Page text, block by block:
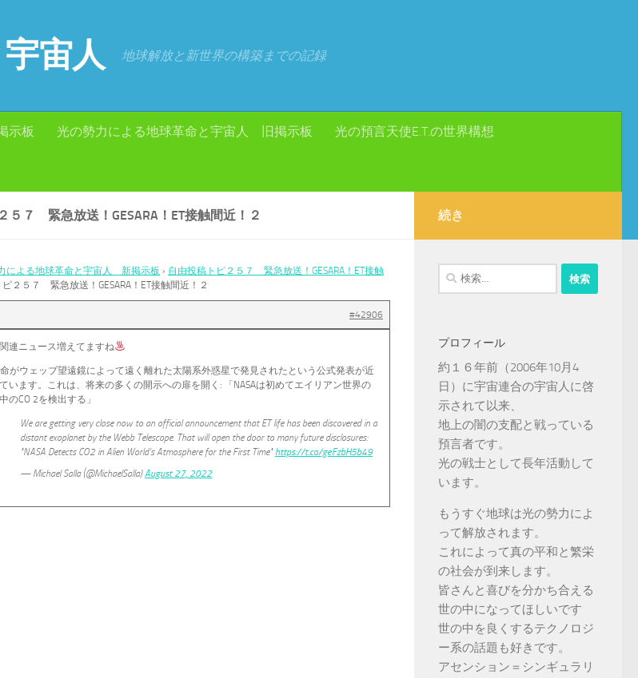
宙人 地球解放と新世界の構築までの記録
示板 光の勢力による地球革命と宇宙人 旧掲示板 光の預言天使E.T.の世界構想
５７ 緊急放送！GESARA！ET接触間近！２
による地球革命と宇宙人 新掲示板 › 自由投稿トピ２５７ 緊急放送！GESARA！ET接触
２５７ 緊急放送！GESARA！ET接触間近！２
#42906
連ニュース増えてますね
命がウェッブ望遠鏡によって遠く離れた太陽系外惑星で発見されたという公式発表が近
います。これは、将来の多くの開示への扉を開く: 「NASAは初めてエイリアン世界の
のCO 2を検出する」
We are getting very close now to an official announcement that ET life has been discovered in a
distant exoplanet by the Webb Telescope. That will open the door to many future disclosures:
"NASA Detects CO2 in Alien World’s Atmosphere for the First Time" https://t.co/geFzbH5b49
— Michael Salla (@MichaelSalla)August 27, 2022
続き
検
索:
プロフィール
約１６年前（2006年10月4
日）に宇宙連合の宇宙人に啓
示されて以来、
地上の闇の支配と戦っている
預言者です。
光の戦士として長年活動して
います。
もうすぐ地球は光の勢力によ
って解放されます。
これによって真の平和と繁栄
の社会が到来します。
皆さんと喜びを分かち合える
世の中になってほしいです
世の中を良くするテクノロジ
ー系の話題も好きです。
アセンション＝シンギュラリ